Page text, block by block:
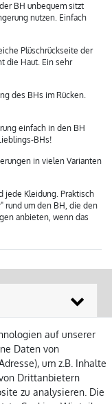
BH unbequem sitzt
nutzen. Einfach
Plüschrückseite der
die Haut. Ein sehr
des BHs im Rücken.
einfach in den BH
BHs!
in vielen Varianten
jede Kleidung. Praktisch
rund um den BH, die den
anbieten, wenn das
auf unserer
Daten von
um z.B. Inhalte
Drittanbietern
zu analysieren. Die